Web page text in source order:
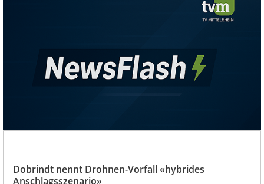
Dobrindt nennt Drohnen-Vorfall «hybrides
Anschlagsszenario»